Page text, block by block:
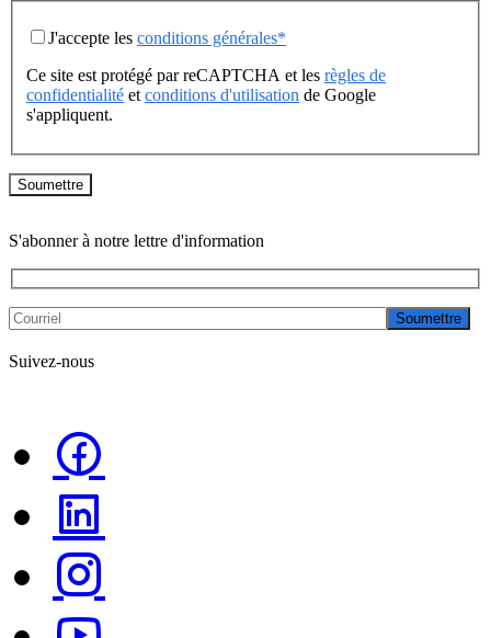
J'accepte les conditions générales*
Ce site est protégé par reCAPTCHA et les règles de
confidentialité et conditions d'utilisation de Google
s'appliquent.
S'abonner à notre lettre d'information
Soumettre
Suivez-nous